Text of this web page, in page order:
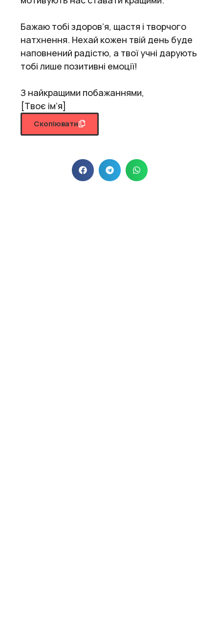
Бажаю тобі здоров’я, щастя і творчого
натхнення. Нехай кожен твій день буде
наповнений радістю, а твої учні дарують
тобі лише позитивні емоції!
З найкращими побажаннями,
[Твоє ім’я]
Скопіювати